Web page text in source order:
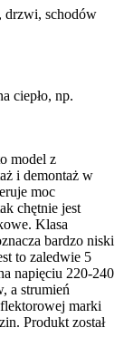
drzwi, schodów
ciepło, np.
model z
i demontaż w
moc
chętnie jest
Klasa
bardzo niski
to zaledwie 5
napięciu 220-240
a strumień
marki
Produkt został